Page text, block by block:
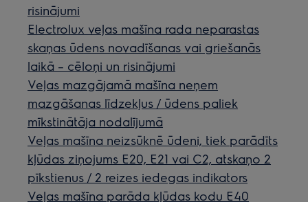
risinājumi
Electrolux veļas mašīna rada neparastas
skaņas ūdens novadīšanas vai griešanās
laikā – cēloņi un risinājumi
Veļas mazgājamā mašīna neņem
mazgāšanas līdzekļus / ūdens paliek
mīkstinātāja nodalījumā
Veļas mašīna neizsūknē ūdeni, tiek parādīts
kļūdas ziņojums E20, E21 vai C2, atskaņo 2
pīkstienus / 2 reizes iedegas indikators
Veļas mašīna parāda kļūdas kodu E40